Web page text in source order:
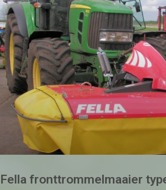
Fella fronttrommelmaaier